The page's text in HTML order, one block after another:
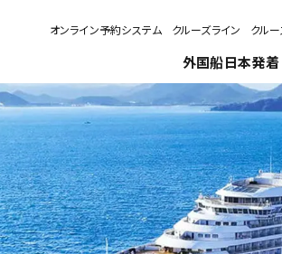
外国船日本発着
オンライン予約システム クルーズライン クル